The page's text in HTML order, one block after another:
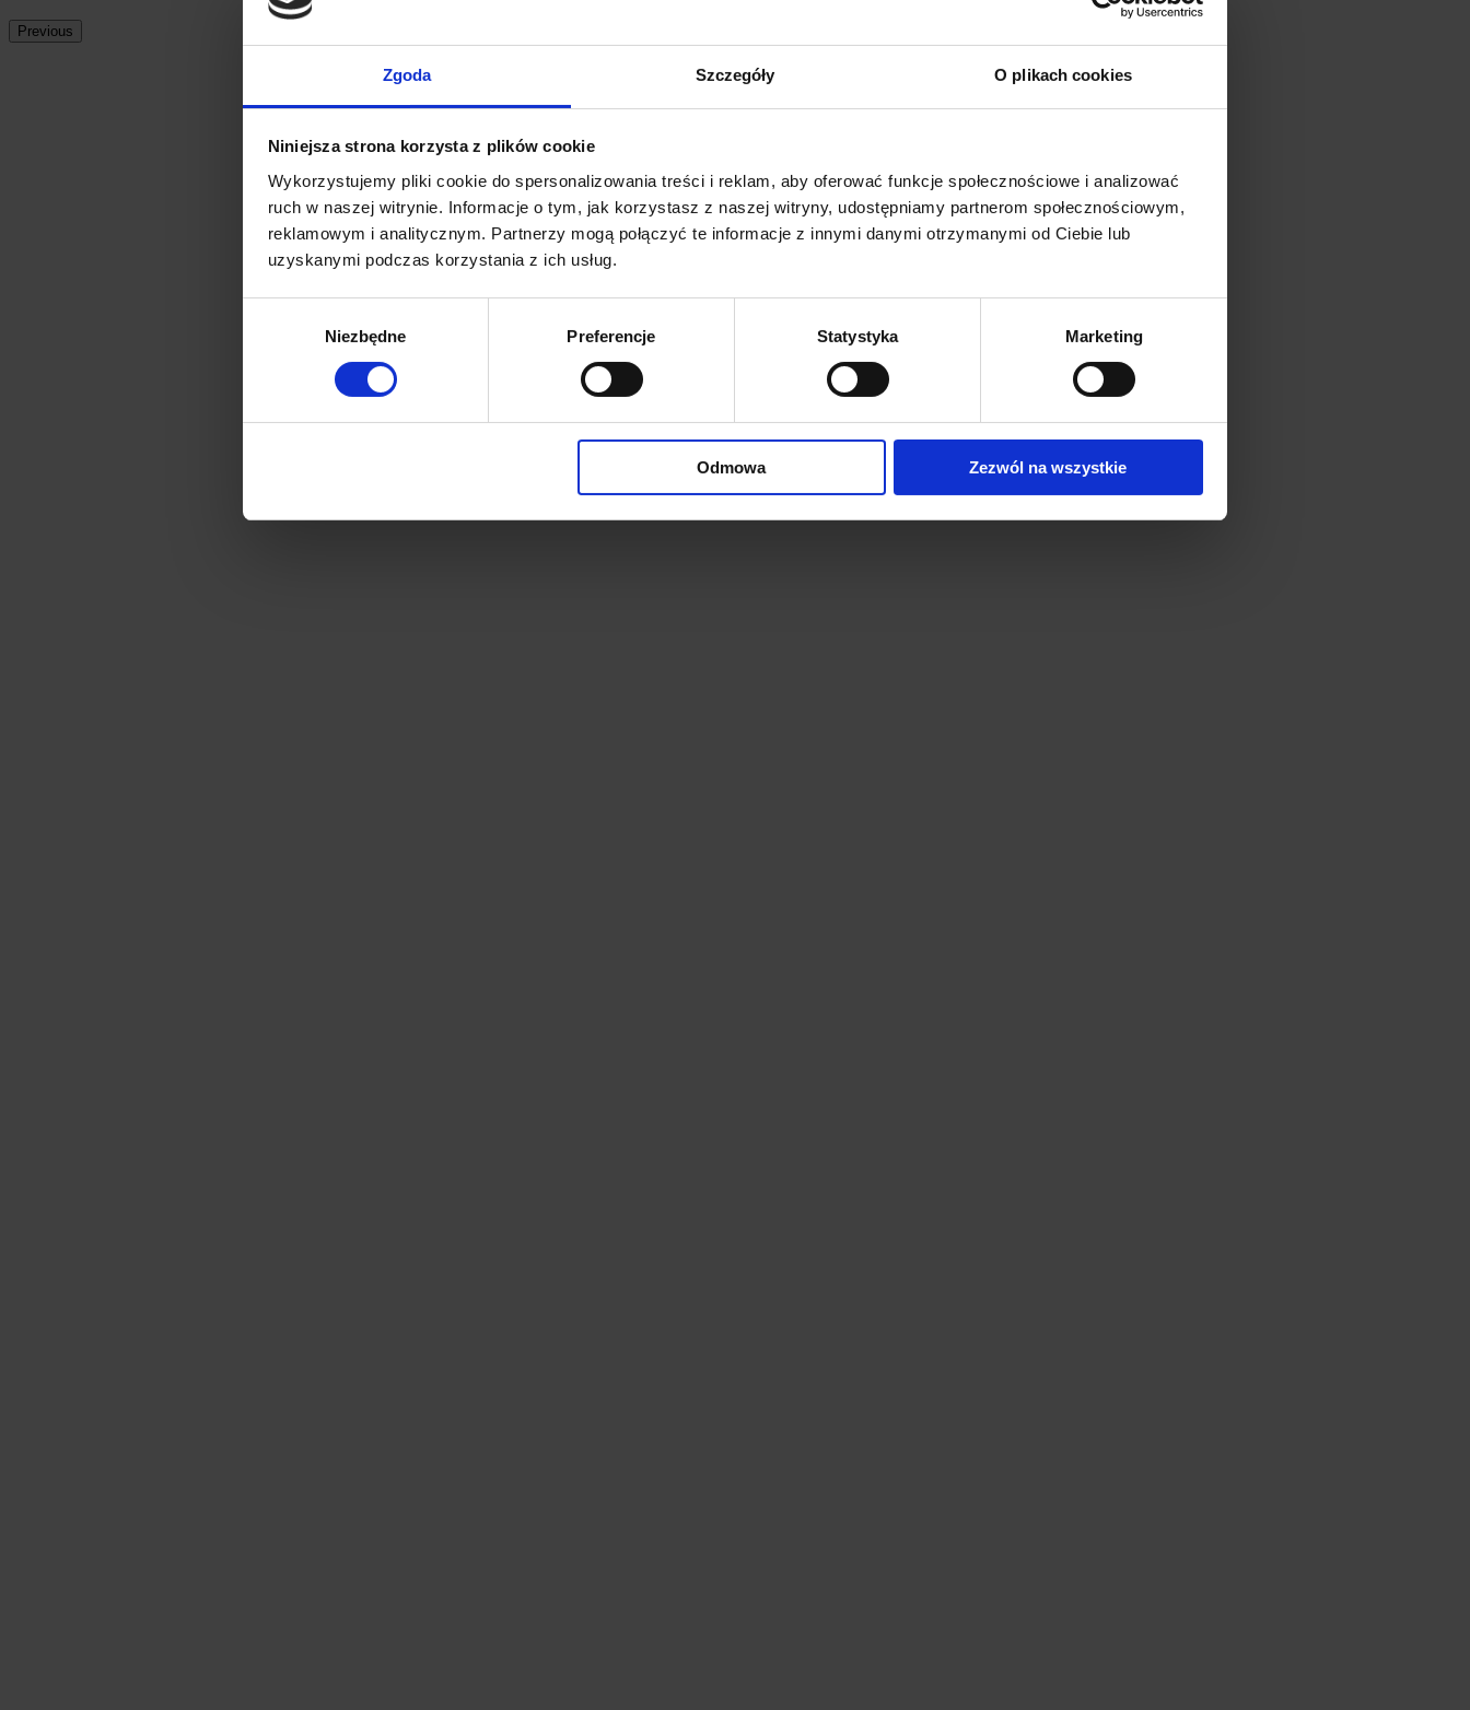
Zgoda Szczegóły O plikach cookies
Niniejsza strona korzysta z plików cookie
Wykorzystujemy pliki cookie do spersonalizowania treści i reklam, aby oferować funkcje społecznościowe i analizować
ruch w naszej witrynie. Informacje o tym, jak korzystasz z naszej witryny, udostępniamy partnerom społecznościowym,
reklamowym i analitycznym. Partnerzy mogą połączyć te informacje z innymi danymi otrzymanymi od Ciebie lub
uzyskanymi podczas korzystania z ich usług.
Niezbędne Preferencje Statystyka Marketing
Odmowa Zezwól na wszystkie
Previous